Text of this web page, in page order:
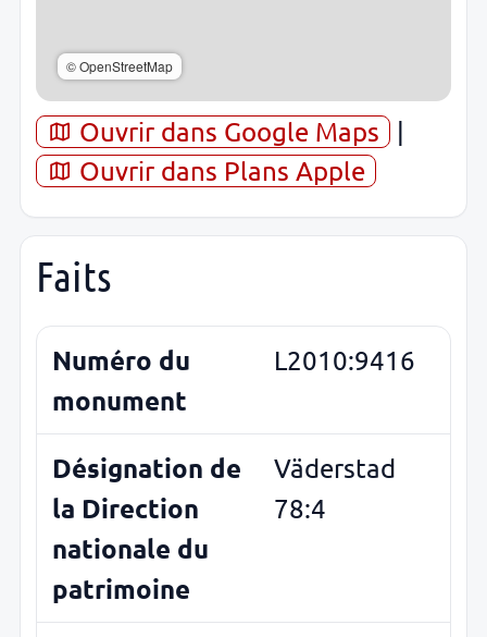
© OpenStreetMap
Ouvrir dans Google Maps
|
Ouvrir dans Plans Apple
Faits
Numéro du
monument
L2010:9416
Désignation de
la Direction
nationale du
patrimoine
Väderstad
78:4